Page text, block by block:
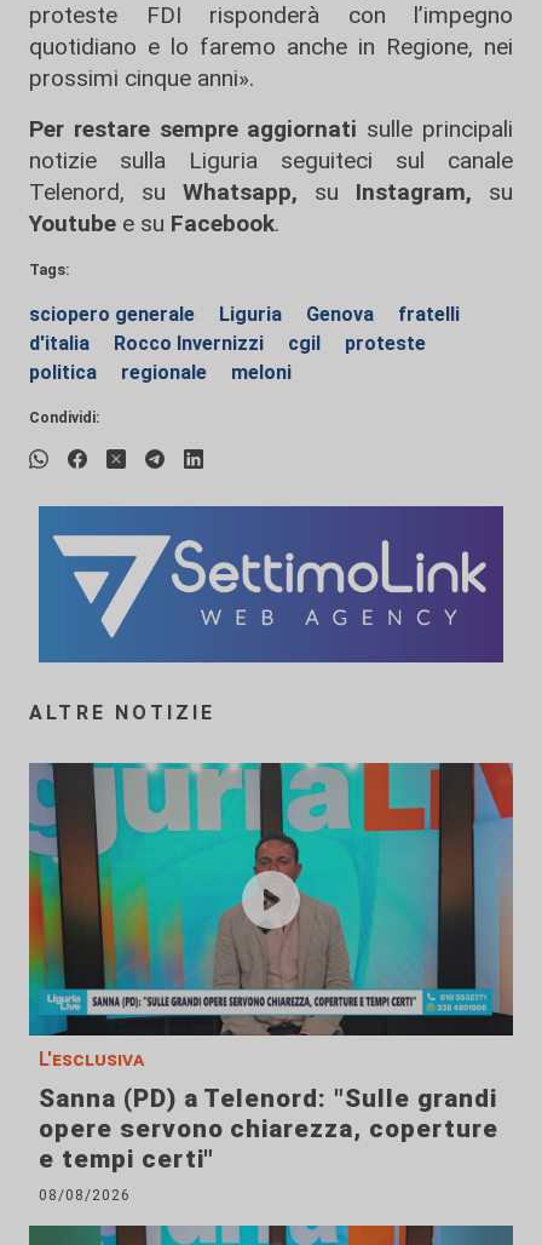
proteste FDI risponderà con l’impegno
quotidiano e lo faremo anche in Regione, nei
prossimi cinque anni».
Per restare sempre aggiornati sulle principali
notizie sulla Liguria seguiteci sul canale
Telenord, su
Whatsapp, su Instagram, su
Youtube e su Facebook.
Tags:
sciopero generale Liguria Genova
fratelli
d'italia
Rocco Invernizzi cgil
proteste
politica
regionale meloni
Condividi:
ALTRE NOTIZIE
L'esclusiva
Sanna (PD) a Telenord: "Sulle grandi
opere servono chiarezza, coperture
e tempi certi"
08/08/2026